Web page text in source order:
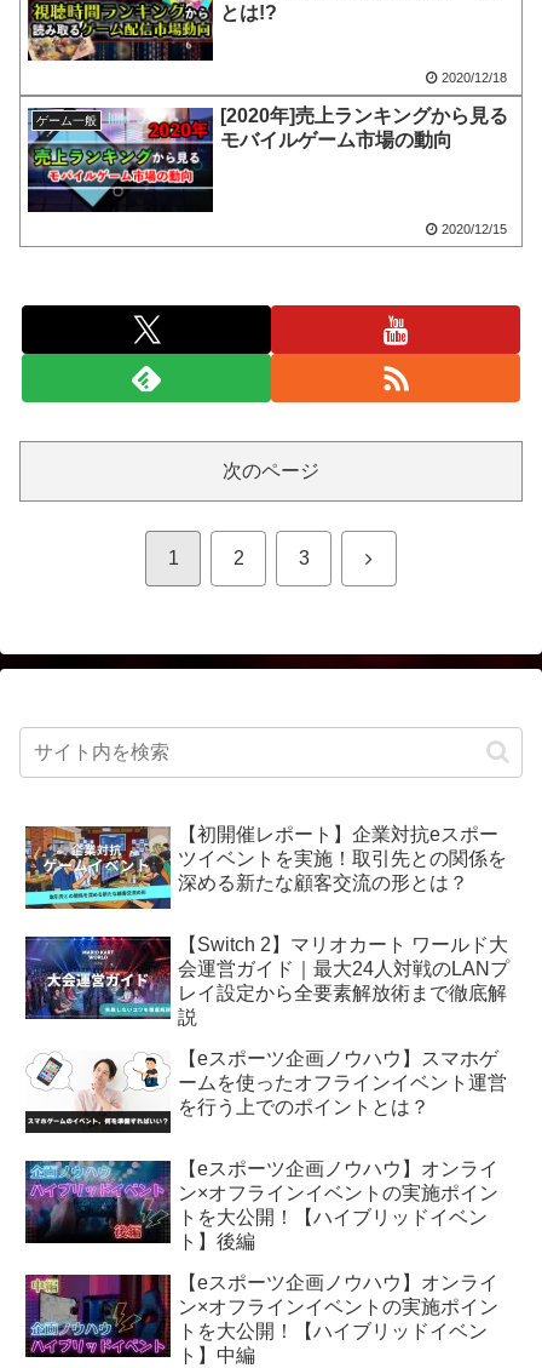
とは!?
2020/12/18
ゲーム一般
[2020年]売上ランキングから見る
モバイルゲーム市場の動向
2020/12/15
次のページ
1 2 3 次
【初開催レポート】企業対抗eスポー
ツイベントを実施！取引先との関係を
深める新たな顧客交流の形とは？
【Switch 2】マリオカート ワールド大
会運営ガイド｜最大24人対戦のLANプ
レイ設定から全要素解放術まで徹底解
説
【eスポーツ企画ノウハウ】スマホゲ
ームを使ったオフラインイベント運営
を行う上でのポイントとは？
【eスポーツ企画ノウハウ】オンライ
ン×オフラインイベントの実施ポイン
トを大公開！【ハイブリッドイベン
ト】後編
【eスポーツ企画ノウハウ】オンライ
ン×オフラインイベントの実施ポイン
トを大公開！【ハイブリッドイベン
ト】中編